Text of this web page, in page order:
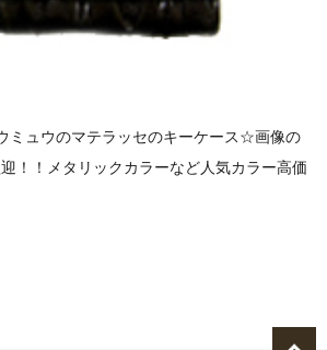
ュウのマテラッセのキーケース☆画像の
！！メタリックカラーなど人気カラー高価